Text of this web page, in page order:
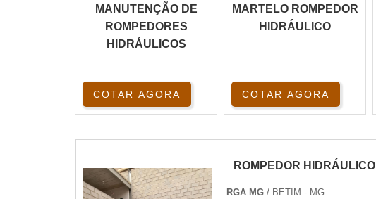
MANUTENÇÃO DE
ROMPEDORES
HIDRÁULICOS
COTAR AGORA
MARTELO ROMPEDOR
HIDRÁULICO
COTAR AGORA
ROMPEDOR HIDRÁULICO
RGA MG / BETIM - MG